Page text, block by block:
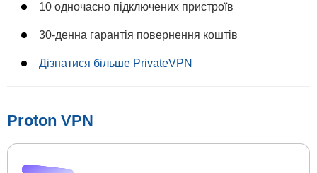
10 одночасно підключених пристроїв
30-денна гарантія повернення коштів
Дізнатися більше PrivateVPN
Proton VPN